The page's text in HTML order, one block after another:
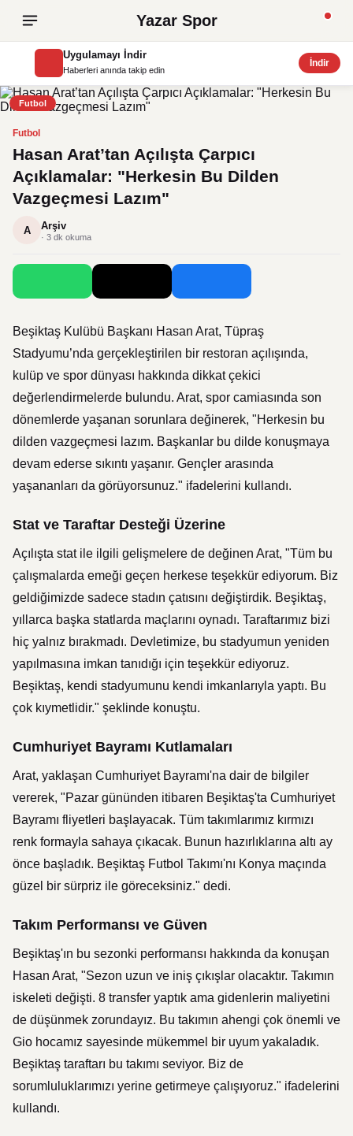
Yazar Spor
Uygulamayı İndir
Haberleri anında takip edin
İndir
Futbol
Futbol
Hasan Arat’tan Açılışta Çarpıcı
Açıklamalar: "Herkesin Bu Dilden
Vazgeçmesi Lazım"
A Arşiv
· 3 dk okuma
Beşiktaş Kulübü Başkanı Hasan Arat, Tüpraş
Stadyumu’nda gerçekleştirilen bir restoran açılışında,
kulüp ve spor dünyası hakkında dikkat çekici
değerlendirmelerde bulundu. Arat, spor camiasında son
dönemlerde yaşanan sorunlara değinerek, "Herkesin bu
dilden vazgeçmesi lazım. Başkanlar bu dilde konuşmaya
devam ederse sıkıntı yaşanır. Gençler arasında
yaşananları da görüyorsunuz." ifadelerini kullandı.
Stat ve Taraftar Desteği Üzerine
Açılışta stat ile ilgili gelişmelere de değinen Arat, "Tüm bu
çalışmalarda emeği geçen herkese teşekkür ediyorum. Biz
geldiğimizde sadece stadın çatısını değiştirdik. Beşiktaş,
yıllarca başka statlarda maçlarını oynadı. Taraftarımız bizi
hiç yalnız bırakmadı. Devletimize, bu stadyumun yeniden
yapılmasına imkan tanıdığı için teşekkür ediyoruz.
Beşiktaş, kendi stadyumunu kendi imkanlarıyla yaptı. Bu
çok kıymetlidir." şeklinde konuştu.
Cumhuriyet Bayramı Kutlamaları
Arat, yaklaşan Cumhuriyet Bayramı'na dair de bilgiler
vererek, "Pazar gününden itibaren Beşiktaş'ta Cumhuriyet
Bayramı fliyetleri başlayacak. Tüm takımlarımız kırmızı
renk formayla sahaya çıkacak. Bunun hazırlıklarına altı ay
önce başladık. Beşiktaş Futbol Takımı'nı Konya maçında
güzel bir sürpriz ile göreceksiniz." dedi.
Takım Performansı ve Güven
Beşiktaş'ın bu sezonki performansı hakkında da konuşan
Hasan Arat, "Sezon uzun ve iniş çıkışlar olacaktır. Takımın
iskeleti değişti. 8 transfer yaptık ama gidenlerin maliyetini
de düşünmek zorundayız. Bu takımın ahengi çok önemli ve
Gio hocamız sayesinde mükemmel bir uyum yakaladık.
Beşiktaş taraftarı bu takımı seviyor. Biz de
sorumluluklarımızı yerine getirmeye çalışıyoruz." ifadelerini
kullandı.